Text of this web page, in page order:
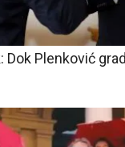
Dok Plenković